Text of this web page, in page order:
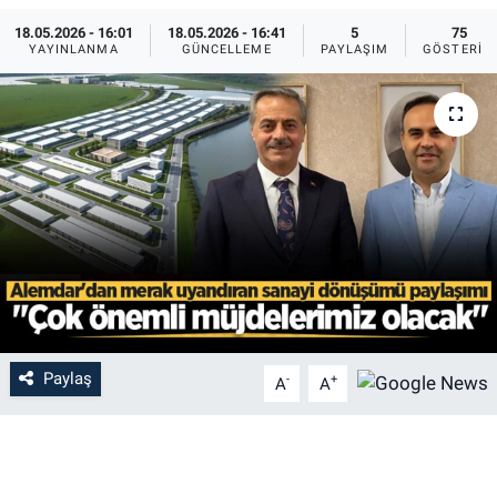
18.05.2026 - 16:01
YAYINLANMA
18.05.2026 - 16:41
GÜNCELLEME
5
PAYLAŞIM
75
GÖSTERIM
Paylaş A- A+